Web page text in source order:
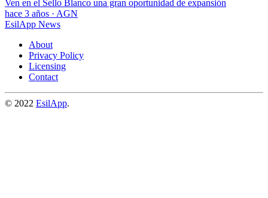
Ven en el Sello Blanco una gran oportunidad de expansión
hace 3 años · AGN
EsilApp News
About
Privacy Policy
Licensing
Contact
© 2022 EsilApp.